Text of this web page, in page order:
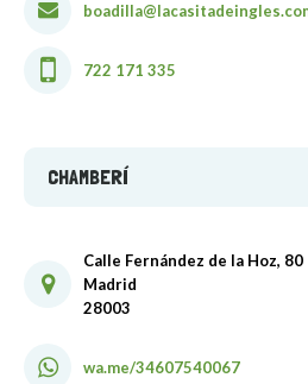
722 171 335
CHAMBERÍ
Calle Fernández de la Hoz, 80
Madrid
28003
wa.me/34607540067